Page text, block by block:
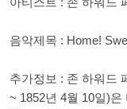
음악제목 : Home!
추가정보 : 존 하워드
~ 1852년 4월 10일)